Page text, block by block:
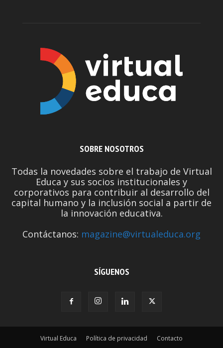
SOBRE NOSOTROS
Todas la novedades sobre el trabajo de Virtual
Educa y sus socios institucionales y
corporativos para contribuir al desarrollo del
capital humano y la inclusión social a partir de
la innovación educativa.
Contáctanos: magazine@virtualeduca.org
SÍGUENOS
Virtual Educa Política de privacidad Contacto